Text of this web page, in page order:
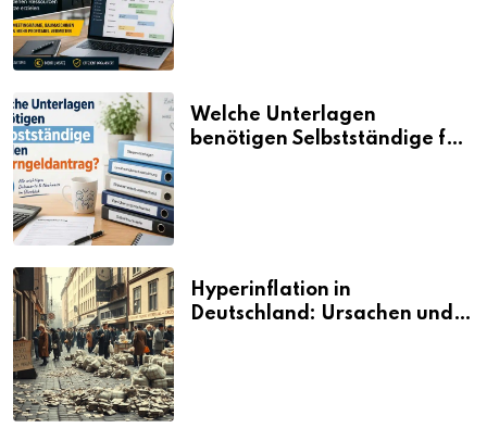
Welche Unterlagen
benötigen Selbstständige für
Hyperinflation in
Deutschland: Ursachen und